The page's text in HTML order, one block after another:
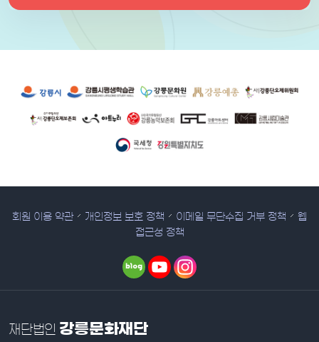
회원 이용 약관 개인정보 보호 정책 이메일 무단수집 거부 정책
웹
접근성 정책
재단법인 강릉문화재단